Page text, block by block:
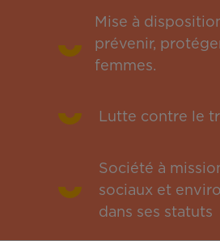
Mise à
prévenir,
femmes.
Lutte contre le
Société à
sociaux et
dans ses statuts